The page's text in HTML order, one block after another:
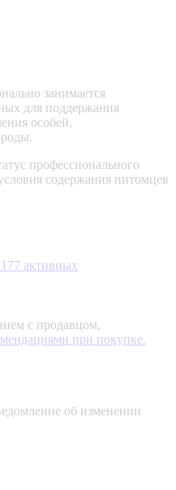
занимается
для поддержания
особей,
профессионального
содержания питомцев
активных
с продавцом,
при покупке.
об изменении